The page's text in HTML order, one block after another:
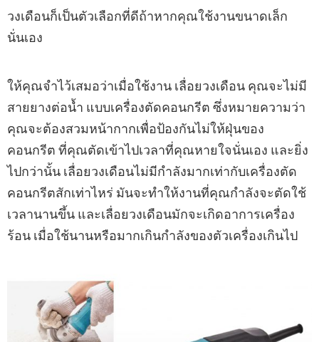
วงเดือนก็เป็นตัวเลือกที่ดีถ้าหากคุณใช้งานขนาดเล็ก
นั่นเอง
ให้คุณจำไว้เสมอว่าเมื่อใช้งาน เลื่อยวงเดือน คุณจะไม่มี
สายยางต่อน้ำ แบบเครื่องตัดคอนกรีต ซึ่งหมายความว่า
คุณจะต้องสวมหน้ากากเพื่อป้องกันไม่ให้ฝุ่นของ
คอนกรีต ที่คุณตัดเข้าไปเวลาที่คุณหายใจนั่นเอง และยิ่ง
ไปกว่านั้น เลื่อยวงเดือนไม่มีกำลังมากเท่ากับเครื่องตัด
คอนกรีตสักเท่าไหร่ มันจะทำให้งานที่คุณกำลังจะตัดใช้
เวลานานขึ้น และเลื่อยวงเดือนมักจะเกิดอาการเครื่อง
ร้อน เมื่อใช้นานหรือมากเกินกำลังของตัวเครื่องเกินไป